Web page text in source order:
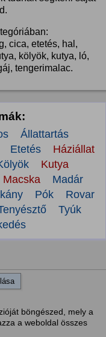
cica, etetés, hal,
kölyök, kutya, ló,
tengerimalac.
Állattartás
Etetés
Háziállat
Kutya
Macska
Madár
Pók
Rovar
Tyúk
böngészed, mely a
a weboldal összes